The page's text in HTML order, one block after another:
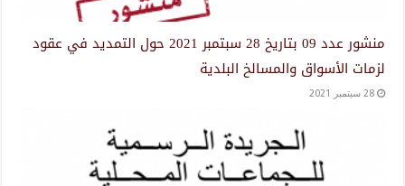
منشور عدد 09 بتاريخ 28 سبتمبر 2021 حول التمديد في عقود
لزمات الأسواق والمسالخ البلدية
28 سبتمبر 2021